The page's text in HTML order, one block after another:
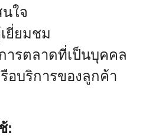
ใจ
ยี่ยมชม
ารตลาดที่เป็นบุคคล
บริการของลูกค้า
: